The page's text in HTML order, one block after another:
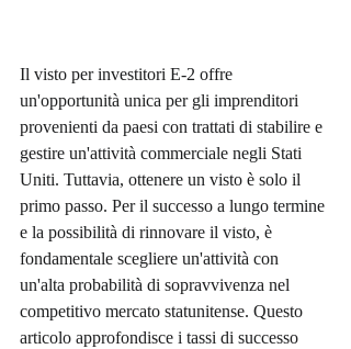
Il visto per investitori E-2 offre
un'opportunità unica per gli imprenditori
provenienti da paesi con trattati di stabilire e
gestire un'attività commerciale negli Stati
Uniti. Tuttavia, ottenere un visto è solo il
primo passo. Per il successo a lungo termine
e la possibilità di rinnovare il visto, è
fondamentale scegliere un'attività con
un'alta probabilità di sopravvivenza nel
competitivo mercato statunitense. Questo
articolo approfondisce i tassi di successo